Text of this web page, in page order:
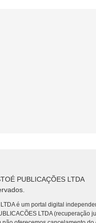
PUBLICAÇÕES LTDA
é um portal digital
LTDA (recuperação